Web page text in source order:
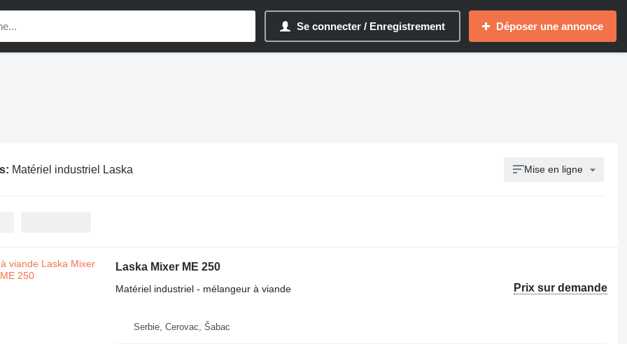
Se connecter / Enregistrement Déposer une annonce
Matériel industriel Laska Mise en ligne
Laska Mixer ME 250
Prix sur demande
Matériel industriel - mélangeur à viande
Serbie, Cerovac, Šabac